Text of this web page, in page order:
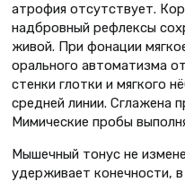
атрофия отсутствует.
надбровный рефлексы
живой. При фонации
орального автоматизма
стенки глотки и мягкого
средней линии. Сглажена
Мимические пробы
Мышечный тонус не
удерживает конечности,